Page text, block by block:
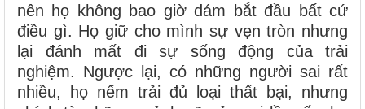
nên họ không bao giờ dám bắt đầu bất cứ
điều gì. Họ giữ cho mình sự vẹn tròn nhưng
lại đánh mất đi sự sống động của trải
nghiệm. Ngược lại, có những người sai rất
nhiều, họ nếm trải đủ loại thất bại, nhưng